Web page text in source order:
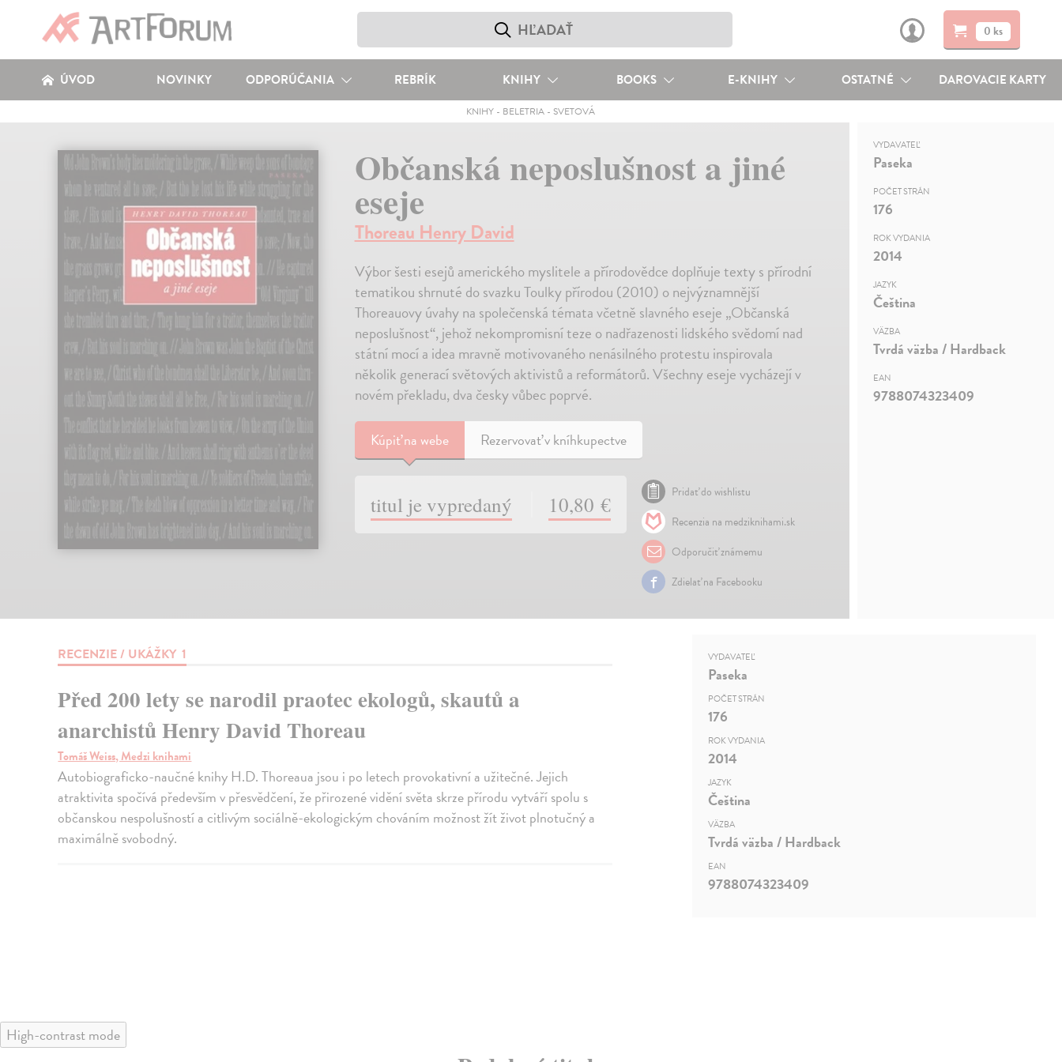
0 ks
ÚVOD NOVINKY ODPORÚČANIA REBRÍK KNIHY BOOKS E-KNIHY OSTATNÉ DAROVACIE KARTY
KNIHY - BELETRIA - SVETOVÁ
Občanská neposlušnost a jiné
eseje
Thoreau Henry David
Výbor šesti esejů amerického myslitele a přírodovědce doplňuje texty s přírodní
tematikou shrnuté do svazku Toulky přírodou (2010) o nejvýznamnější
Thoreauovy úvahy na společenská témata včetně slavného eseje „Občanská
neposlušnost“, jehož nekompromisní teze o nadřazenosti lidského svědomí nad
státní mocí a idea mravně motivovaného nenásilného protestu inspirovala
několik generací světových aktivistů a reformátorů. Všechny eseje vycházejí v
novém překladu, dva česky vůbec poprvé.
Kúpiťna webe Rezervovať v kníhkupectve
titul je vypredaný 10,80 €
Pridať do wishlistu
Recenzia na medziknihami.sk
Odporučiť známemu
Zdielať na Facebooku
VYDAVATEĽ
Paseka
POČET STRÁN
176
ROK VYDANIA
2014
JAZYK
Čeština
VÄZBA
Tvrdá väzba / Hardback
EAN
9788074323409
RECENZIE / UKÁŽKY 1
Před 200 lety se narodil praotec ekologů, skautů a
anarchistů Henry David Thoreau
Tomáš Weiss, Medzi knihami
Autobiograficko-naučné knihy H.D. Thoreaua jsou i po letech provokativní a užitečné. Jejich
atraktivita spočívá především v přesvědčení, že přirozené vidění světa skrze přírodu vytváří spolu s
občanskou nespolušností a citlivým sociálně-ekologickým chováním možnost žít život plnotučný a
maximálně svobodný.
VYDAVATEĽ
Paseka
POČET STRÁN
176
ROK VYDANIA
2014
JAZYK
Čeština
VÄZBA
Tvrdá väzba / Hardback
EAN
9788074323409
High-contrast mode